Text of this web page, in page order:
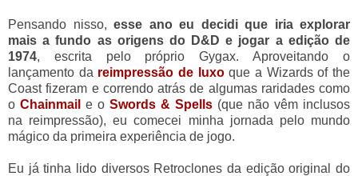
Pensando nisso, esse ano eu decidi que iria explorar
mais a fundo as origens do D&D e jogar a edição de
1974, escrita pelo próprio Gygax. Aproveitando o
lançamento da reimpressão de luxoque a Wizards of the
Coast fizeram e correndo atrás de algumas raridades como
o Chainmail e o Swords & Spells (que não vêm inclusos
na reimpressão), eu comecei minha jornada pelo mundo
mágico da primeira experiência de jogo.
Eu já tinha lido diversos Retroclones da edição original do